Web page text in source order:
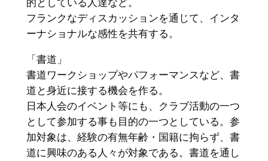
フランクなディスカッションを通じて、インタ
ーナショナルな感性を共有する。
「書道」
書道ワークショップやパフォーマンスなど、書
道と身近に接する機会を作る。
日本人会のイベント等にも、クラブ活動の一つ
として参加する事も目的の一つとしている。参
加対象は、経験の有無年齢・国籍に拘らず、書
道に興味のある人々が対象である。書道を通し